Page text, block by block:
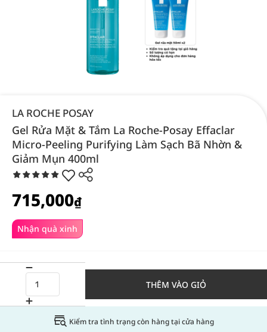
LA ROCHE POSAY
Gel Rửa Mặt & Tắm La Roche-Posay Effaclar
Micro-Peeling Purifying Làm Sạch Bã Nhờn &
Giảm Mụn 400ml
Nhận quà xinh
715,000₫
THÊM VÀO GIỎ
Kiểm tra tình trạng còn hàng tại cửa hàng